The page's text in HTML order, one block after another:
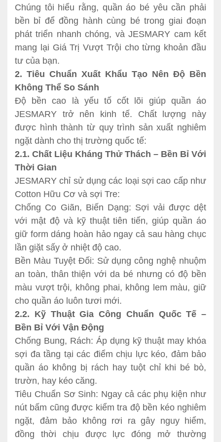
Chúng tôi hiểu rằng, quần áo bé yêu cần phải
bền bỉ để đồng hành cùng bé trong giai đoạn
phát triển nhanh chóng, và JESMARY cam kết
mang lại Giá Trị Vượt Trội cho từng khoản đầu
tư của bạn.
2. Tiêu Chuẩn Xuất Khẩu Tạo Nên Độ Bền
Không Thể So Sánh
Độ bền cao là yếu tố cốt lõi giúp quần áo
JESMARY trở nên kinh tế. Chất lượng này
được hình thành từ quy trình sản xuất nghiêm
ngặt dành cho thị trường quốc tế:
2.1. Chất Liệu Kháng Thử Thách – Bền Bỉ Với
Thời Gian
JESMARY chỉ sử dụng các loại sợi cao cấp như
Cotton Hữu Cơ và sợi Tre:
Chống Co Giãn, Biến Dạng: Sợi vải được dệt
với mật độ và kỹ thuật tiên tiến, giúp quần áo
giữ form dáng hoàn hảo ngay cả sau hàng chục
lần giặt sấy ở nhiệt độ cao.
Bền Màu Tuyệt Đối: Sử dụng công nghệ nhuộm
an toàn, thân thiện với da bé nhưng có độ bền
màu vượt trội, không phai, không lem màu, giữ
cho quần áo luôn tươi mới.
2.2. Kỹ Thuật Gia Công Chuẩn Quốc Tế –
Bền Bỉ Với Vận Động
Chống Bung, Rách: Áp dụng kỹ thuật may khóa
sợi đa tầng tại các điểm chịu lực kéo, đảm bảo
quần áo không bị rách hay tuột chỉ khi bé bò,
trườn, hay kéo căng.
Tiêu Chuẩn Sơ Sinh: Ngay cả các phụ kiện như
nút bấm cũng được kiểm tra độ bền kéo nghiêm
ngặt, đảm bảo không rơi ra gây nguy hiểm,
đồng thời chịu được lực đóng mở thường